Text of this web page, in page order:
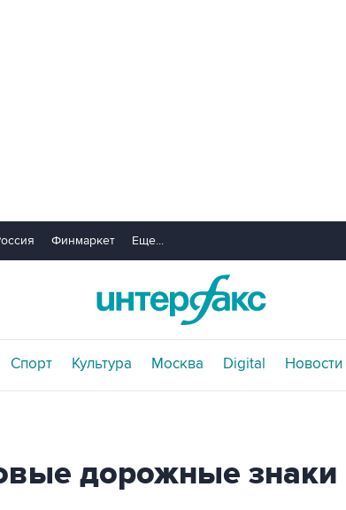
Финмаркет Еще...
Спорт Культура Москва Digital Новости
дорожные знаки